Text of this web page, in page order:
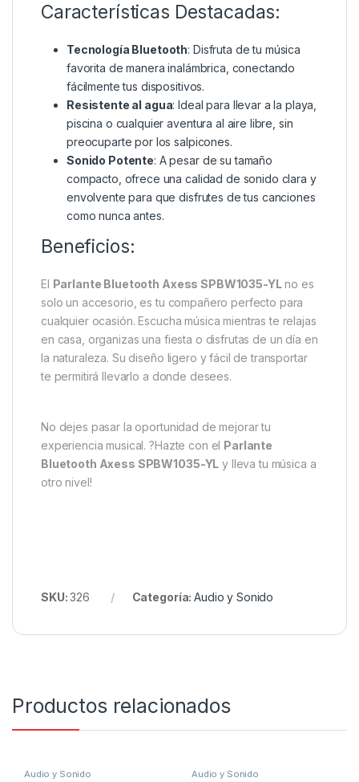
Características Destacadas:
Tecnología Bluetooth: Disfruta de tu música
favorita de manera inalámbrica, conectando
fácilmente tus dispositivos.
Resistente al agua: Ideal para llevar a la playa,
piscina o cualquier aventura al aire libre, sin
preocuparte por los salpicones.
Sonido Potente: A pesar de su tamaño
compacto, ofrece una calidad de sonido clara y
envolvente para que disfrutes de tus canciones
como nunca antes.
Beneficios:
El Parlante Bluetooth Axess SPBW1035-YLno es
solo un accesorio, es tu compañero perfecto para
cualquier ocasión. Escucha música mientras te relajas
en casa, organizas una fiesta o disfrutas de un día en
la naturaleza. Su diseño ligero y fácil de transportar
te permitirá llevarlo a donde desees.
No dejes pasar la oportunidad de mejorar tu
experiencia musical. ?Hazte con el Parlante
Bluetooth Axess SPBW1035-YL y lleva tu música a
otro nivel!
SKU:326 Categoría:Audio y Sonido
Productos relacionados
Audio y Sonido Audio y Sonido